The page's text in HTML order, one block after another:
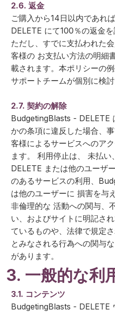
2.6. 返金
ご購入から14日以内であれ
DELETE にて100％の返金を
ただし、すでに支払われた
客様の お支払い方法の明細
載されます。本ポリシーの
サポートチームが個別に検討
2.7. 契約の解除
BudgetingBlasts - DELETE
かの条項に違反した場合、
客様によるサービスへのア
ます。 利用停止は、 未払
DELETE または他のユーザ
のあるサービスの利用、
は他のユーザーに 損害を与
非倫理的な 活動への関与、
い、およびサイトに明記さ
ているものや、法律で規定
とみなされる行為への関与
があります。
3. 一般的な利
3.1. コンテンツ
BudgetingBlasts - DELETE